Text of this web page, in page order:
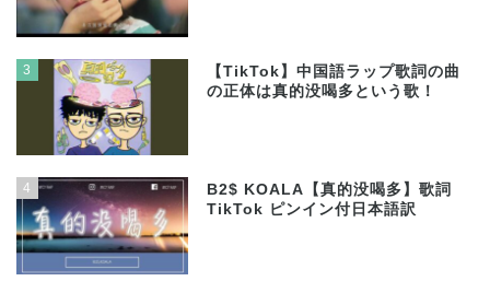
3
【TikTok】中国語ラップ歌詞の曲
の正体は真的没喝多という歌！
4
B2$ KOALA【真的没喝多】歌詞
TikTok ピンイン付日本語訳